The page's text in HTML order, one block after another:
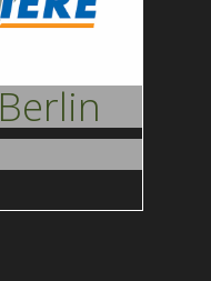
Berlin